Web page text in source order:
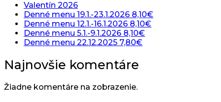
Valentín 2026
Denné menu 19.1.-23.1.2026 8,10€
Denné menu 12.1.-16.1.2026 8,10€
Denné menu 5.1.-9.1.2026 8,10€
Denné menu 22.12.2025 7,80€
Najnovšie komentáre
Žiadne komentáre na zobrazenie.